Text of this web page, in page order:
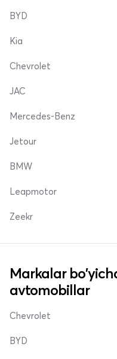
BYD
Kia
Chevrolet
JAC
Mercedes-Benz
Jetour
BMW
Leapmotor
Zeekr
Markalar
avtomobillar
Chevrolet
BYD